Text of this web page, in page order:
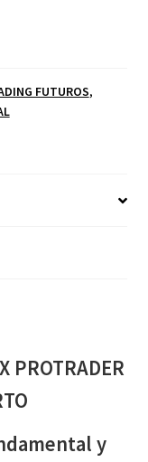
FUTUROS,
PROTRADER
y